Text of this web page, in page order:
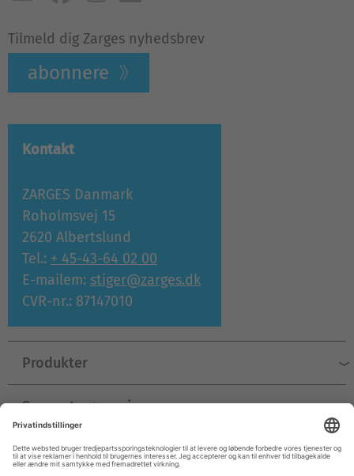
Tilmeld dig Zarges nyhedsbrev
abonnere
Kontakt
ZARGES Danmark
Roholmsvej 15
2620 Albertslund
Tel.: + 45-43-64 02 00
E-mailem: stiger@zarges.dk
CVR-nr.: 87147010
Produkter
Support og service
Virksomhed